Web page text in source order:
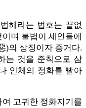
해라는 법호는 끝없
며 불법이 세인들에
)의 상징이자 증거다.
는 것을 준칙으로 삼
인체의 정화를 빨아
고귀한 정화지기를